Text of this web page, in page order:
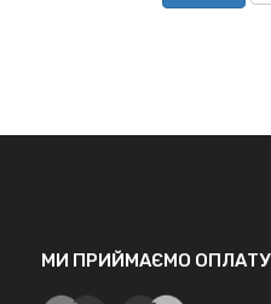
МИ ПРИЙМАЄМО ОПЛАТУ